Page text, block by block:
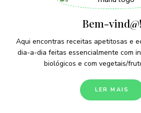
Bem-vind@!
Aqui encontras receitas apetitosas e
dia-a-dia feitas essencialmente com
biológicos e com vegetais/
LER MAIS